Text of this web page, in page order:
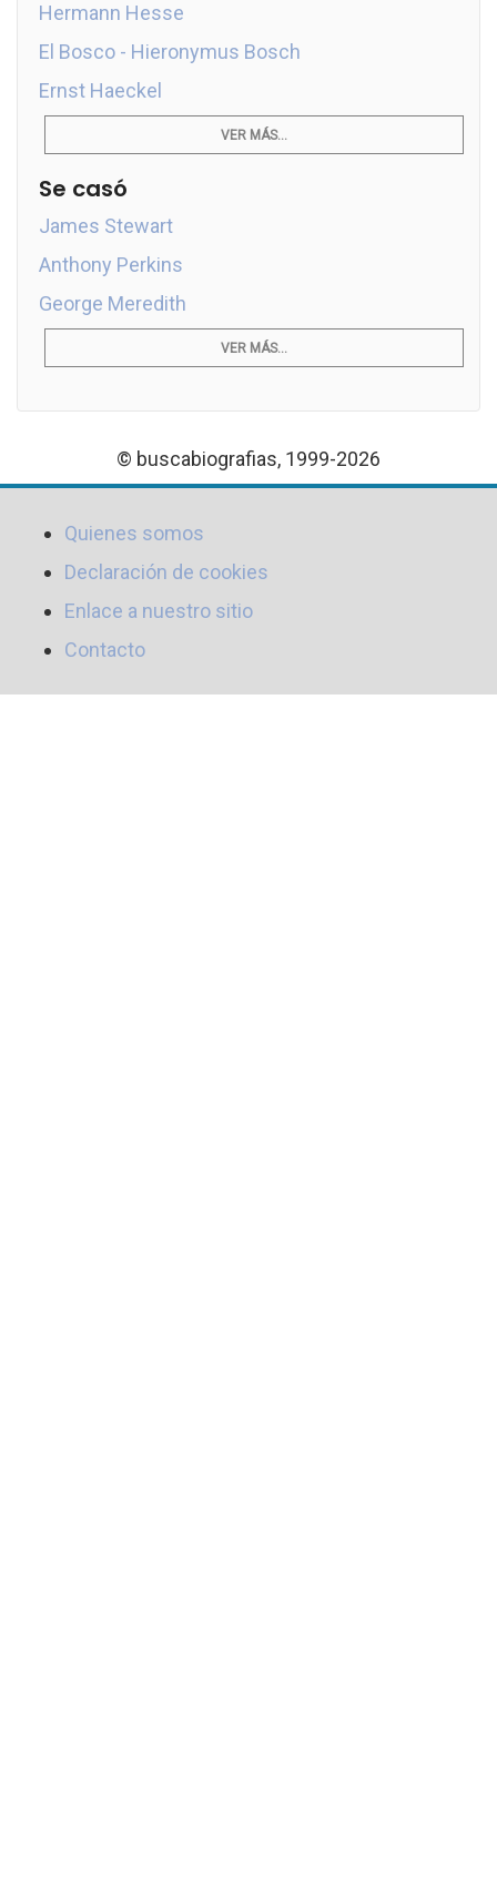
Hermann Hesse
El Bosco - Hieronymus Bosch
Ernst Haeckel
VER MÁS...
Se casó
James Stewart
Anthony Perkins
George Meredith
VER MÁS...
© buscabiografias, 1999-2026
Quienes somos
Declaración de cookies
Enlace a nuestro sitio
Contacto